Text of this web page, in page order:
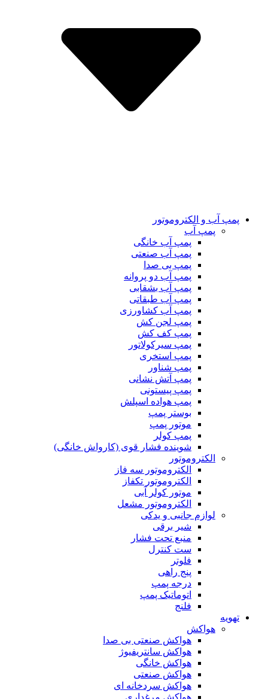
پمپ آب و الکتروموتور
پمپ آب
پمپ آب خانگی
پمپ آب صنعتی
پمپ بی صدا
پمپ آب دو پروانه
پمپ آب بشقابی
پمپ آب طبقاتی
پمپ آب کشاورزی
پمپ لجن کش
پمپ کف کش
پمپ سیرکولاتور
پمپ استخری
پمپ شناور
پمپ آتش نشانی
پمپ پیستونی
پمپ هواده اسپلش
بوستر پمپ
موتور پمپ
پمپ کولر
شوینده فشار قوی (کارواش خانگی)
الکتروموتور
الکتروموتور سه فاز
الکتروموتور تکفاز
موتور کولر آبی
الکتروموتور مشعل
لوازم جانبی و یدکی
شیر برقی
منبع تحت فشار
ست کنترل
فلوتر
پنج راهی
درجه پمپ
اتوماتیک پمپ
فلنج
تهویه
هواکش
هواکش صنعتی بی صدا
هواکش سانتریفیوژ
هواکش خانگی
هواکش صنعتی
هواکش سردخانه ای
هواکش مرغداری